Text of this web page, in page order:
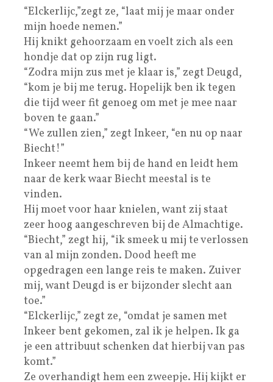
“Elckerlijc,”zegt ze, “laat mij je maar onder
mijn hoede nemen.”
Hij knikt gehoorzaam en voelt zich als een
hondje dat op zijn rug ligt.
“Zodra mijn zus met je klaar is,” zegt Deugd,
“kom je bij me terug. Hopelijk ben ik tegen
die tijd weer fit genoeg om met je mee naar
boven te gaan.”
“We zullen zien,” zegt Inkeer, “en nu op naar
Biecht!”
Inkeer neemt hem bij de hand en leidt hem
naar de kerk waar Biecht meestal is te
vinden.
Hij moet voor haar knielen, want zij staat
zeer hoog aangeschreven bij de Almachtige.
“Biecht,” zegt hij, “ik smeek u mij te verlossen
van al mijn zonden. Dood heeft me
opgedragen een lange reis te maken. Zuiver
mij, want Deugd is er bijzonder slecht aan
toe.”
“Elckerlijc,” zegt ze, “omdat je samen met
Inkeer bent gekomen, zal ik je helpen. Ik ga
je een attribuut schenken dat hierbij van pas
komt.”
Ze overhandigt hem een zweepje. Hij kijkt er